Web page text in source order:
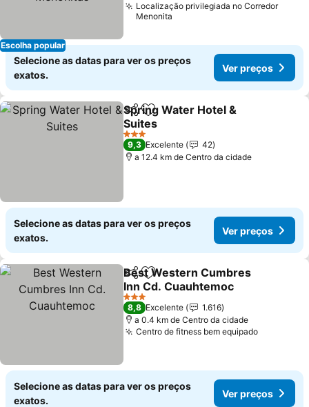
Escolha popular
Localização privilegiada no Corredor
Menonita
Selecione as datas para ver os preços
exatos.
Ver preços
PartilharAdicionar aos favoritos
Spring Water Hotel &
Suites
Ver preços
3 Estrelas
9,3 Excelente
42
a 12.4 km de Centro da cidade
Selecione as datas para ver os preços
exatos.
Ver preços
PartilharAdicionar aos favoritos
Best Western Cumbres
Inn Cd. Cuauhtemoc
Ver preços
3 Estrelas
8,8 Excelente
1.616
a 0.4 km de Centro da cidade
Centro de fitness bem equipadoVer
Selecione as datas para ver os preços
exatos.
Ver preços